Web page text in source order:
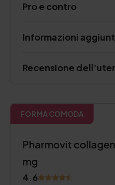
Pro e contro
Informazioni
Recensione
FORMA COMODA
Pharmovit
mg
4.6